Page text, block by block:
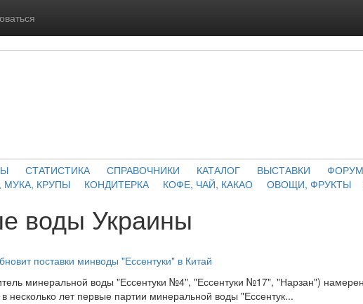
СТАТИСТИКА СПРАВОЧНИКИ КАТАЛОГ ВЫСТАВКИ ФОРУМ
МУКА, КРУПЫ КОНДИТЕРКА КОФЕ, ЧАЙ, КАКАО ОВОЩИ, ФРУКТЫ
воды Украины
поставки минводы "Ессентуки" в Китай
минеральной воды "Ессентуки №4", "Ессентуки №17", "Нарзан")
несколько лет первые партии минеральной воды "Ессентук...